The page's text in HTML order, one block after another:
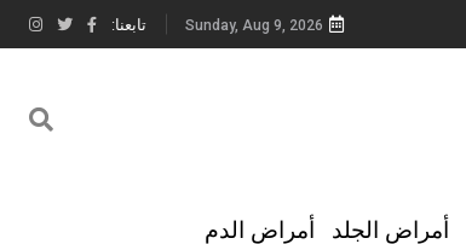
Sunday, Aug 9, 2026 تابعنا:
أمراض الجلد أمراض الدم